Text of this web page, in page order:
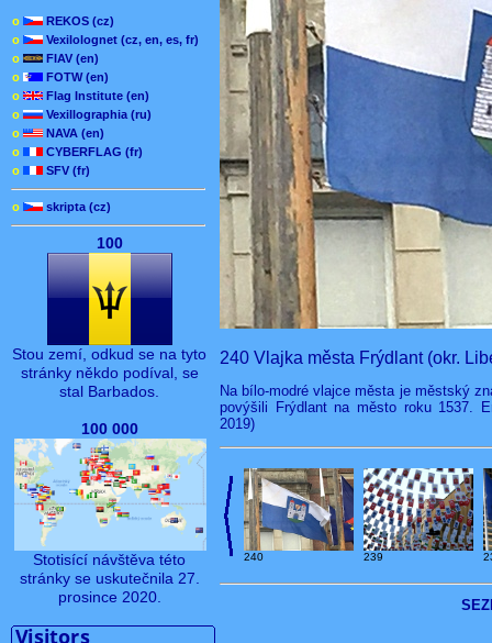
o
REKOS (cz)
o
Vexilolognet (cz, en, es, fr)
o
FIAV (en)
o
FOTW (en)
o
Flag Institute (en)
o
Vexillographia (ru)
o
NAVA (en)
o
CYBERFLAG (fr)
o
SFV (fr)
o skripta (cz)
100
Stou zemí, odkud se na tyto
stránky někdo podíval, se
stal Barbados.
100 000
Stotisící návštěva této
stránky se uskutečnila 27.
prosince 2020.
240 Vlajka města Frýdlant (okr.
Na bílo-modré vlajce města je městský
povýšili Frýdlant na město roku 1537.
2019)
240 239